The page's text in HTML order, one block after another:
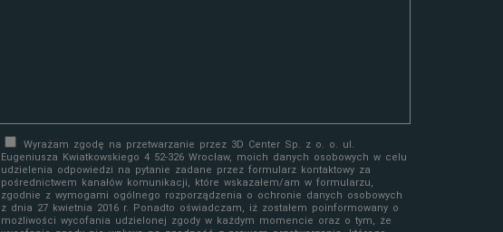
Wyrażam zgodę na przetwarzanie przez 3D Center Sp. z o. o. ul.
Eugeniusza Kwiatkowskiego 4 52-326 Wrocław, moich danych osobowych w celu
udzielenia odpowiedzi na pytanie zadane przez formularz kontaktowy za
pośrednictwem kanałów komunikacji, które wskazałem/am w formularzu,
zgodnie z wymogami ogólnego rozporządzenia o ochronie danych osobowych
z dnia 27 kwietnia 2016 r. Ponadto oświadczam, iż zostałem poinformowany o
możliwości wycofania udzielonej zgody w każdym momencie oraz o tym, że